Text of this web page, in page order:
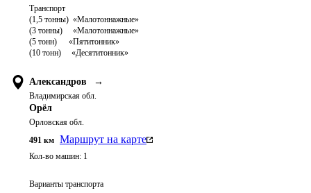
Транспорт
(1,5 тонны)  «Малотоннажные»
(3 тонны)     «Малотоннажные»
(5 тонн)	   «Пятитонник»
Александров →
Владимирская обл.
Орёл
Орловская обл.
491 км Маршрут на карте
Кол-во машин: 1
Варианты транспорта